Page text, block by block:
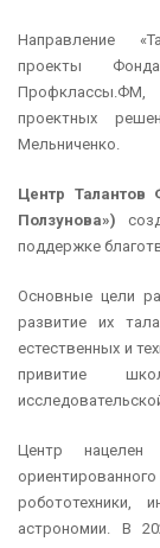
Направление
проекты
Профклассы.ФМ,
проектных
Мельниченко.
Центр Талантов
Ползунова»)
поддержке
Основные цели
развитие их
естественных и
привитие
Центр
робототехники,
астрономии. В